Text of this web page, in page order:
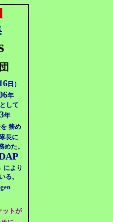
日）
年
して
年
務め
長に
めた。
により
る。
ットが